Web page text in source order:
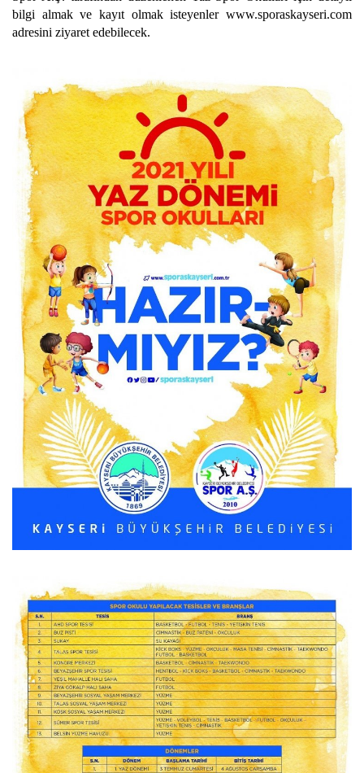
bilgi almak ve kayıt olmak isteyenler www.sporaskayseri.com
adresini ziyaret edebilecek.